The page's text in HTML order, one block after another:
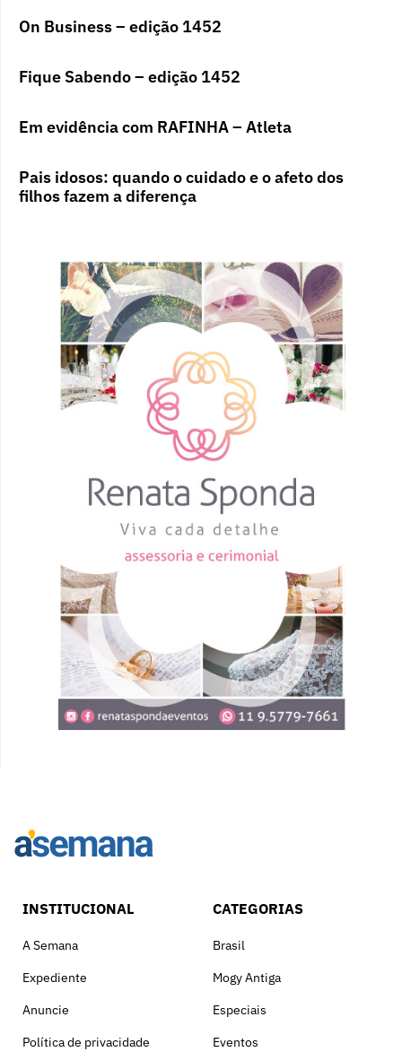
On Business – edição 1452
Fique Sabendo – edição 1452
Em evidência com RAFINHA – Atleta
Pais idosos: quando o cuidado e o afeto dos
filhos fazem a diferença
INSTITUCIONAL
A Semana
Expediente
Anuncie
Política de privacidade
CATEGORIAS
Brasil
Mogy Antiga
Especiais
Eventos